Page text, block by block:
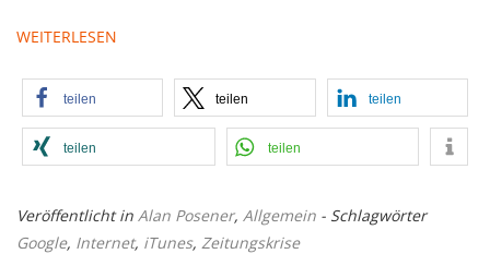
WEITERLESEN
teilen teilen teilen
teilen teilen
Veröffentlicht in Alan Posener, Allgemein - Schlagwörter
Google, Internet, iTunes, Zeitungskrise